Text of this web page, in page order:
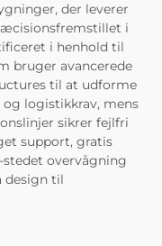
der leverer
i
i henhold til
bruger avancerede
til at udforme
logistikkrav, mens
sikrer fejlfri
support, gratis
overvågning
design til